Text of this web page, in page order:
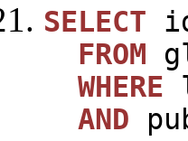
SELECT
FROM
WHERE
AND